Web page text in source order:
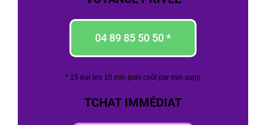
04 89 85 50 50 *
* 15 eur les 10 min puis coût par min supp
TCHAT IMMÉDIAT